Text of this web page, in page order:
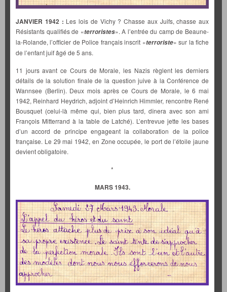
JANVIER 1942 : Les lois de Vichy ? Chasse aux Juifs, chasse aux
Résistants qualifiés de «terroristes». A l’entrée du camp de Beaune-
la-Rolande, l’officier de Police français inscrit «terroriste» sur la fiche
de l’enfant juif âgé de 5 ans.
11 jours avant ce Cours de Morale, les Nazis règlent les derniers
détails de la solution finale de la question juive à la Conférence de
Wannsee (Berlin). Deux mois après ce Cours de Morale, le 6 mai
1942, Reinhard Heydrich, adjoint d’Heinrich Himmler, rencontre René
Bousquet (celui-là même qui, bien plus tard, dînera avec son ami
François Mitterrand à la table de Latché). L’entrevue jette les bases
d’un accord de principe engageant la collaboration de la police
française. Le 29 mai 1942, en Zone occupée, le port de l’étoile jaune
devient obligatoire.
*
MARS 1943.